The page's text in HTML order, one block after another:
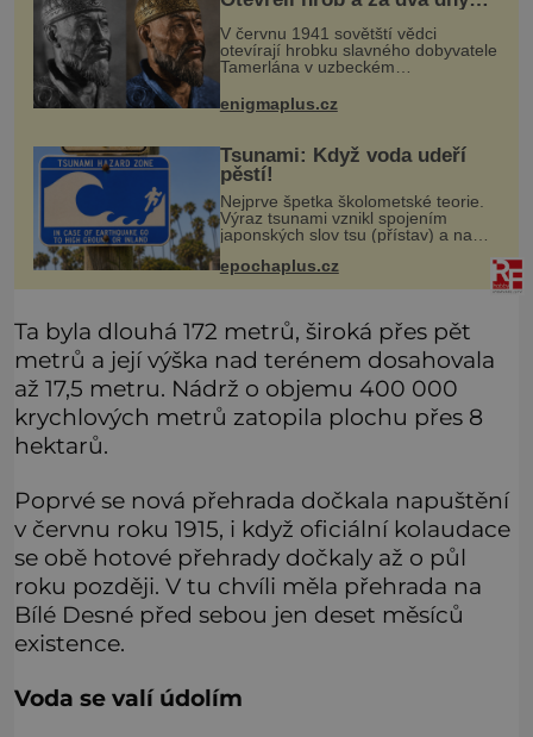
Náhoda, nebo varování?
V červnu 1941 sovětští vědci
otevírají hrobku slavného dobyvatele
Tamerlána v uzbeckém
nacistické Německo zahajuje operaci
Barbarossa a napadá Sovětský svaz.
enigmaplus.cz
Tsunami: Když voda udeří
pěstí!
Nejprve špetka školometské teorie.
Výraz tsunami vznikl spojením
japonských slov tsu (přístav) a nami
(vlna). Jedná se o dlouhou vlnu,
která je na volném moři takřka
nepostřehnutelná. Ačkoli je vlnová
epochaplus.cz
Ta byla dlouhá 172 metrů, široká přes pět
metrů a její výška nad terénem dosahovala
až 17,5 metru. Nádrž o objemu 400 000
krychlových metrů zatopila plochu přes 8
hektarů.
Poprvé se nová přehrada dočkala napuštění
v červnu roku 1915, i když oficiální kolaudace
se obě hotové přehrady dočkaly až o půl
roku později. V tu chvíli měla přehrada na
Bílé Desné před sebou jen deset měsíců
existence.
Voda se valí údolím